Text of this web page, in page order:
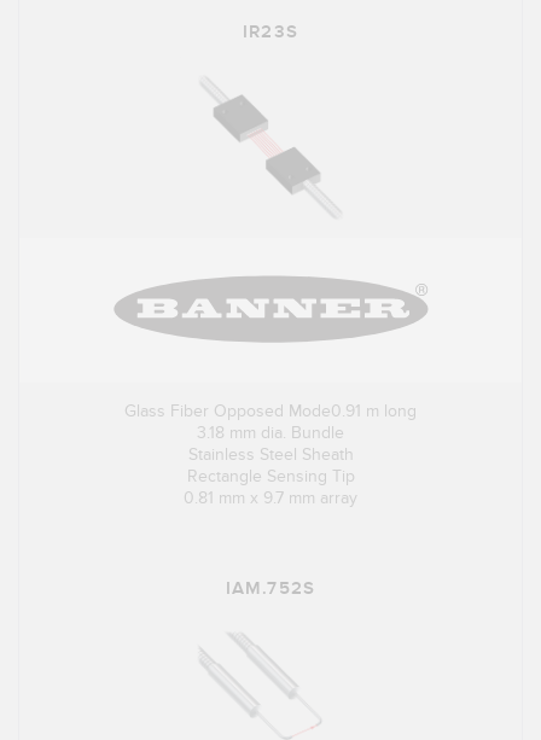
IR23S
Glass Fiber Opposed Mode0.91 m long
3.18 mm dia. Bundle
Stainless Steel Sheath
Rectangle Sensing Tip
0.81 mm x 9.7 mm array
IAM.752S